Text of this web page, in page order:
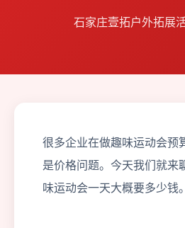
石家庄壹拓户外拓展
很多企业在做趣味运动会预
是价格问题。今天我们就来
味运动会一天大概要多少钱。